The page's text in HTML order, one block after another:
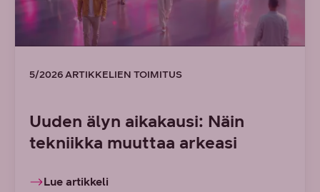
5/2026 ARTIKKELIEN TOIMITUS
Uuden älyn aikakausi: Näin
tekniikka muuttaa arkeasi
Lue artikkeli